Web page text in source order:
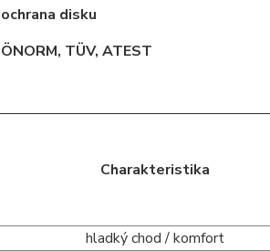
ochrana disku
ÖNORM, TÜV, ATEST
Charakteristika
hladký chod / komfort